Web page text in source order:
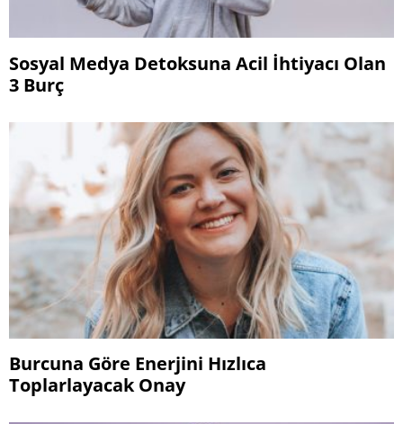
Sosyal Medya Detoksuna Acil İhtiyacı Olan
3 Burç
Burcuna Göre Enerjini Hızlıca
Toplarlayacak Onay